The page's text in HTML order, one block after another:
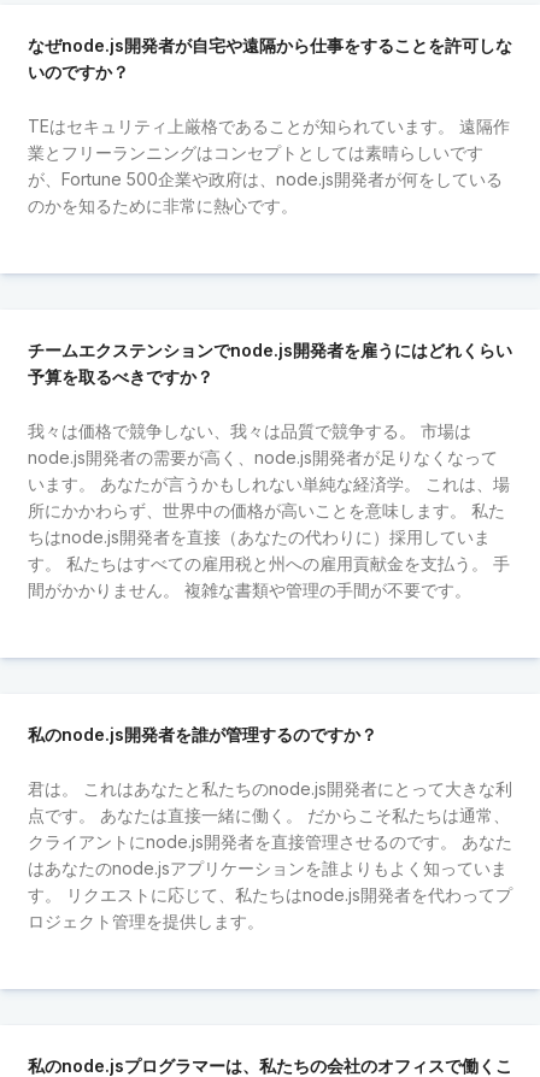
なぜnode.js開発者が自宅や遠隔から仕事をすることを許可しな
いのですか？
TEはセキュリティ上厳格であることが知られています。 遠隔作
業とフリーランニングはコンセプトとしては素晴らしいです
が、Fortune 500企業や政府は、node.js開発者が何をしている
のかを知るために非常に熱心です。
チームエクステンションでnode.js開発者を雇うにはどれくらい
予算を取るべきですか？
我々は価格で競争しない、我々は品質で競争する。 市場は
node.js開発者の需要が高く、node.js開発者が足りなくなって
います。 あなたが言うかもしれない単純な経済学。 これは、場
所にかかわらず、世界中の価格が高いことを意味します。 私た
ちはnode.js開発者を直接（あなたの代わりに）採用していま
す。 私たちはすべての雇用税と州への雇用貢献金を支払う。 手
間がかかりません。 複雑な書類や管理の手間が不要です。
私のnode.js開発者を誰が管理するのですか？
君は。 これはあなたと私たちのnode.js開発者にとって大きな利
点です。 あなたは直接一緒に働く。 だからこそ私たちは通常、
クライアントにnode.js開発者を直接管理させるのです。 あなた
はあなたのnode.jsアプリケーションを誰よりもよく知っていま
す。 リクエストに応じて、私たちはnode.js開発者を代わってプ
ロジェクト管理を提供します。
私のnode.jsプログラマーは、私たちの会社のオフィスで働くこ